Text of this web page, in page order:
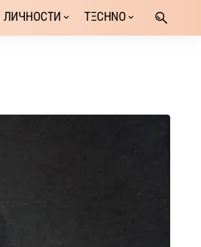
ЛИЧНОСТИ TΞCHNO